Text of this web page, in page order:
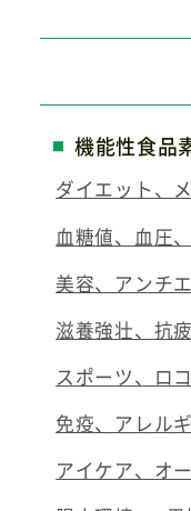
機能性食品
ダイエット、
血糖値、血圧
美容、アンチ
滋養強壮、抗
スポーツ、ロ
免疫、アレル
アイケア、オ